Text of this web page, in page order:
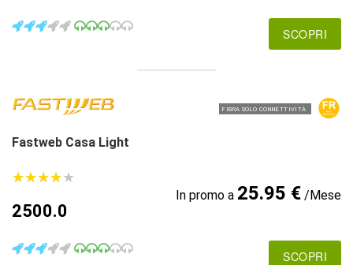
SCOPRI
FIBRA SOLO CONNETTIVITÀ
Fastweb Casa Light
★★★★★
★★★★★
2500.0
In promo a 25.95 €/Mese
SCOPRI